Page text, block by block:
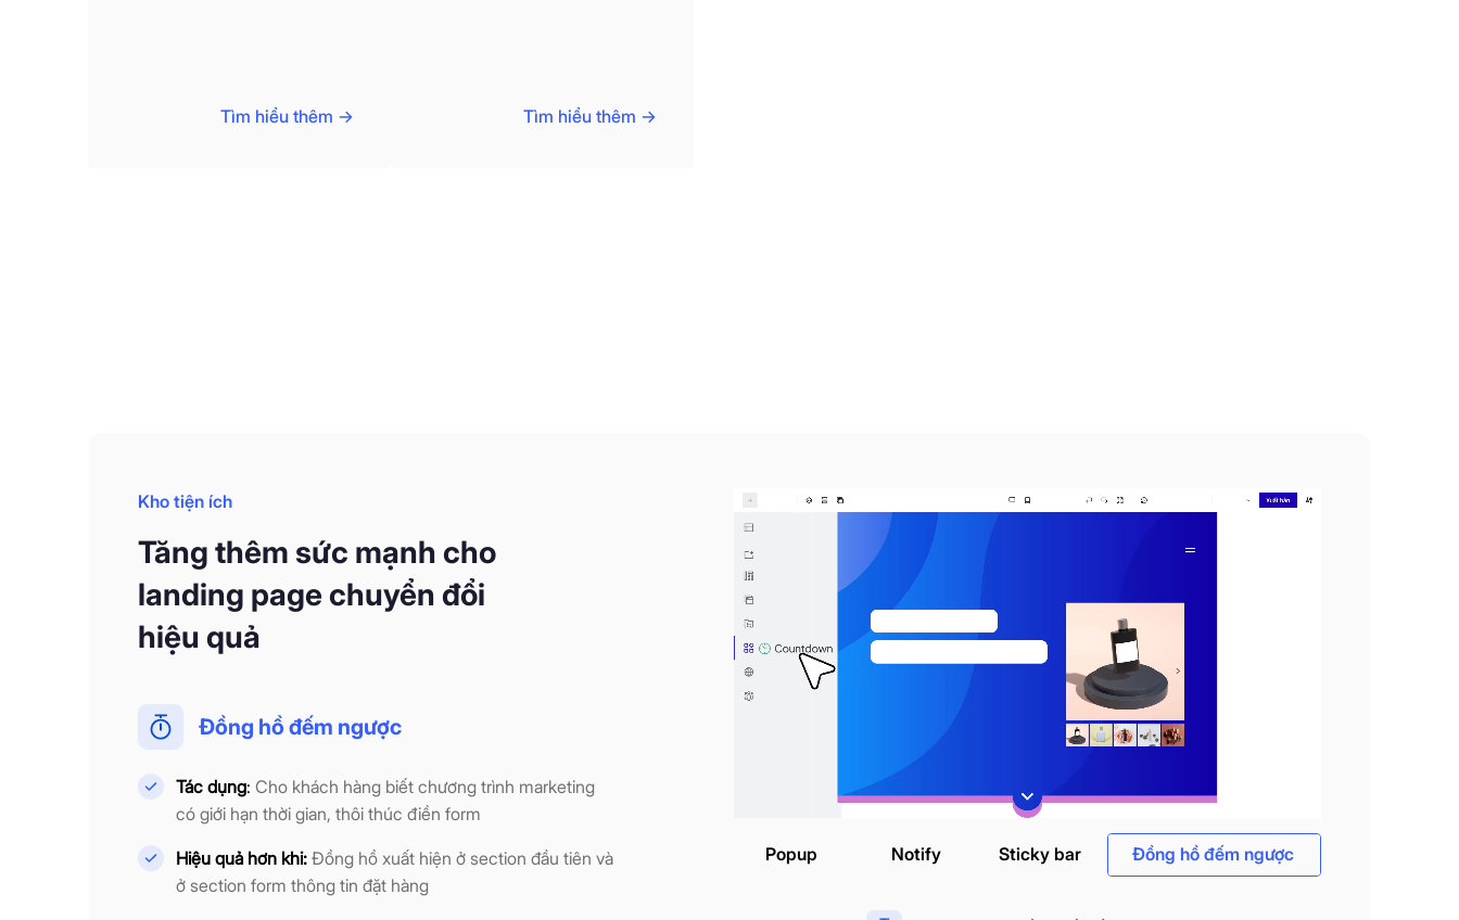
Tìm hiểu thêm -> Tìm hiểu thêm ->
Tác dụng: Cho khách hàng biết chương trình marketing
có giới hạn thời gian, thôi thúc điền form
Hiệu quả hơn khi: Đồng hồ xuất hiện ở section đầu tiên và
ở section form thông tin đặt hàng
Đồng hồ đếm ngược
Tăng thêm sức mạnh cho
landing page chuyển đổi
hiệu quả
Kho tiện ích
Popup Notify Sticky bar Đồng hồ đếm ngược